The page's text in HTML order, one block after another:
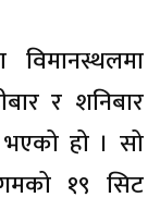
र शनिबार
हो । सो
१९ सिट